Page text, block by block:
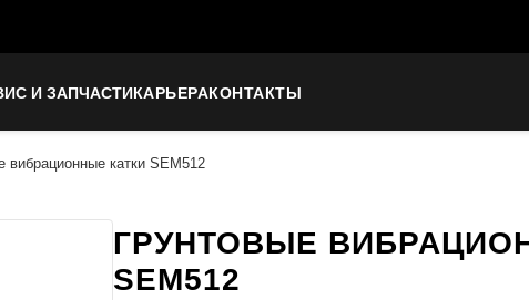
И ЗАПЧАСТИКАРЬЕРАКОНТАКТЫ
вибрационные катки SEM512
ГРУНТОВЫЕ
SEM512